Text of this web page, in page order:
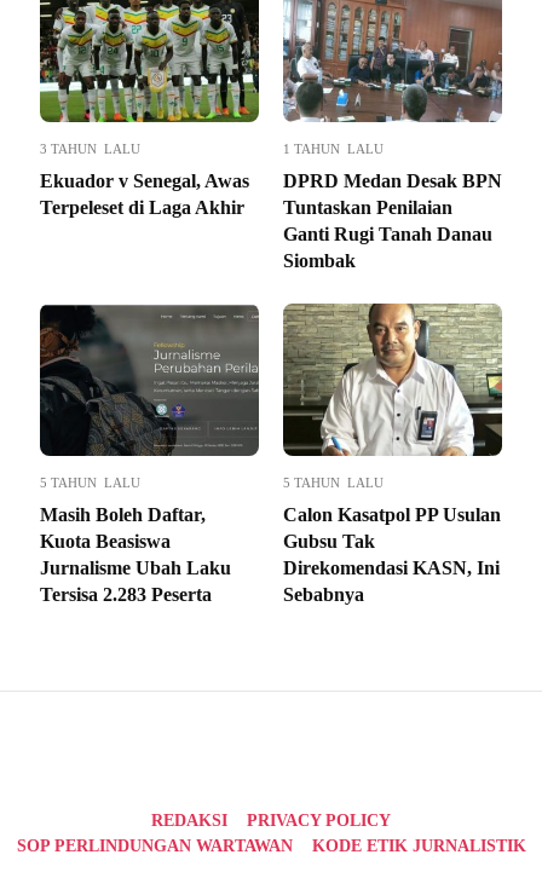
3 TAHUN LALU
Ekuador v Senegal, Awas
Terpeleset di Laga Akhir
1 TAHUN LALU
DPRD Medan Desak BPN
Tuntaskan Penilaian
Ganti Rugi Tanah Danau
Siombak
5 TAHUN LALU
Masih Boleh Daftar,
Kuota Beasiswa
Jurnalisme Ubah Laku
Tersisa 2.283 Peserta
5 TAHUN LALU
Calon Kasatpol PP Usulan
Gubsu Tak
Direkomendasi KASN, Ini
Sebabnya
REDAKSI
PRIVACY POLICY
SOP PERLINDUNGAN WARTAWAN
KODE ETIK JURNALISTIK